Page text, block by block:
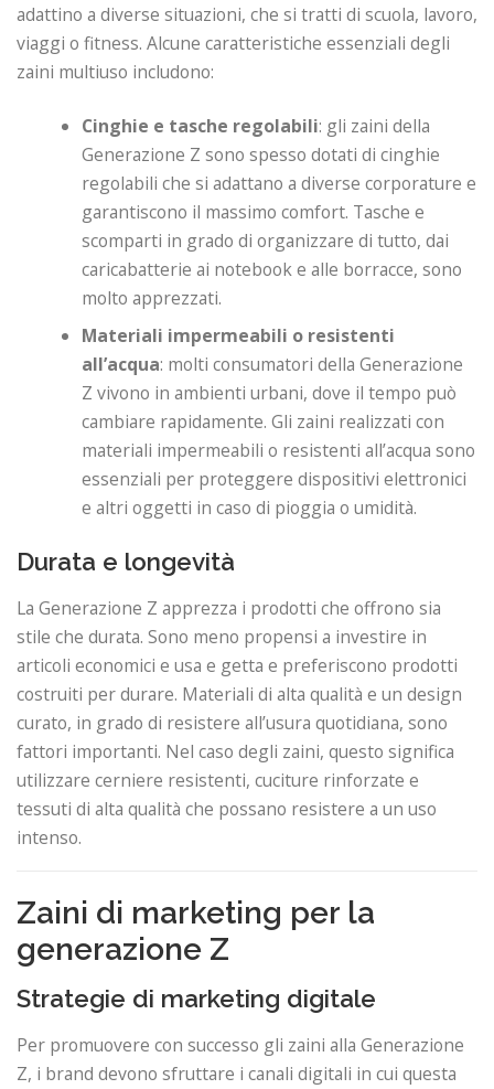
adattino a diverse situazioni, che si tratti di scuola, lavoro,
viaggi o fitness. Alcune caratteristiche essenziali degli
zaini multiuso includono:
Cinghie e tasche regolabili: gli zaini della
Generazione Z sono spesso dotati di cinghie
regolabili che si adattano a diverse corporature e
garantiscono il massimo comfort. Tasche e
scomparti in grado di organizzare di tutto, dai
caricabatterie ai notebook e alle borracce, sono
molto apprezzati.
Materiali impermeabili o resistenti
all’acqua: molti consumatori della Generazione
Z vivono in ambienti urbani, dove il tempo può
cambiare rapidamente. Gli zaini realizzati con
materiali impermeabili o resistenti all’acqua sono
essenziali per proteggere dispositivi elettronici
e altri oggetti in caso di pioggia o umidità.
Durata e longevità
La Generazione Z apprezza i prodotti che offrono sia
stile che durata. Sono meno propensi a investire in
articoli economici e usa e getta e preferiscono prodotti
costruiti per durare. Materiali di alta qualità e un design
curato, in grado di resistere all’usura quotidiana, sono
fattori importanti. Nel caso degli zaini, questo significa
utilizzare cerniere resistenti, cuciture rinforzate e
tessuti di alta qualità che possano resistere a un uso
intenso.
Zaini di marketing per la
generazione Z
Strategie di marketing digitale
Per promuovere con successo gli zaini alla Generazione
Z, i brand devono sfruttare i canali digitali in cui questa